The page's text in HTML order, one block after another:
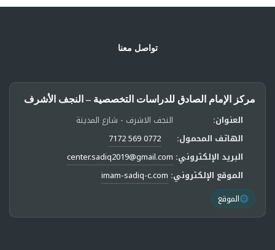
تواصل معنا
مركز الإمام الصادق للدراسات التخصصية – النجف الأشرف
العنوان:
النجف الاشرف - شارع المدينة
الهاتف المحمول:
0772 569 7172
البريد الإلكتروني: center.sadiq2019@gmail.com
الموقع الإلكتروني: imam-sadiq-c.com
الموقع